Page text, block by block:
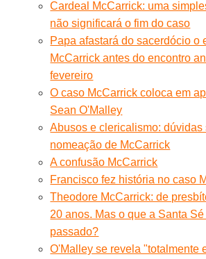
Cardeal McCarrick: uma
não significará o fim do caso
Papa afastará do sacerdócio o
McCarrick antes do encontro
fevereiro
O caso McCarrick coloca em
Sean O'Malley
Abusos e clericalismo: dúvidas
nomeação de McCarrick
A confusão McCarrick
Francisco fez história no caso
Theodore McCarrick: de
20 anos. Mas o que a Santa
passado?
O'Malley se revela "totalmente